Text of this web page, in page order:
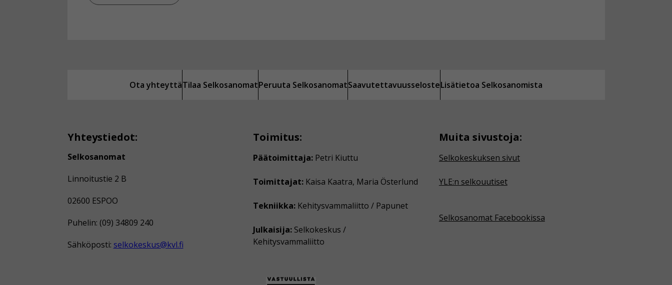
Ota yhteyttäTilaa SelkosanomatPeruuta SelkosanomatSaavutettavuusselosteLisätietoa Selkosanomista
Yhteystiedot:
Selkosanomat
Linnoitustie 2 B
02600 ESPOO
Puhelin: (09) 34809 240
Sähköposti: selkokeskus@kvl.fi
Toimitus:
Päätoimittaja: Petri Kiuttu
Toimittajat: Kaisa Kaatra, Maria Österlund
Tekniikka: Kehitysvammaliitto / Papunet
Julkaisija: Selkokeskus /
Kehitysvammaliitto
Muita sivustoja:
Selkokeskuksen sivut
YLE:n selkouutiset
Selkosanomat Facebookissa